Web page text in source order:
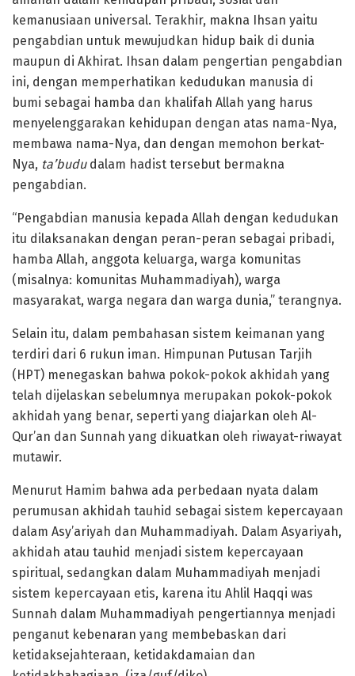
kemanusiaan universal. Terakhir, makna Ihsan yaitu
pengabdian untuk mewujudkan hidup baik di dunia
maupun di Akhirat. Ihsan dalam pengertian pengabdian
ini, dengan memperhatikan kedudukan manusia di
bumi sebagai hamba dan khalifah Allah yang harus
menyelenggarakan kehidupan dengan atas nama-Nya,
membawa nama-Nya, dan dengan memohon berkat-
Nya, ta’bududalam hadist tersebut bermakna
pengabdian.
“Pengabdian manusia kepada Allah dengan kedudukan
itu dilaksanakan dengan peran-peran sebagai pribadi,
hamba Allah, anggota keluarga, warga komunitas
(misalnya: komunitas Muhammadiyah), warga
masyarakat, warga negara dan warga dunia,” terangnya.
Selain itu, dalam pembahasan sistem keimanan yang
terdiri dari 6 rukun iman. Himpunan Putusan Tarjih
(HPT) menegaskan bahwa pokok-pokok akhidah yang
telah dijelaskan sebelumnya merupakan pokok-pokok
akhidah yang benar, seperti yang diajarkan oleh Al-
Qur’an dan Sunnah yang dikuatkan oleh riwayat-riwayat
mutawir.
Menurut Hamim bahwa ada perbedaan nyata dalam
perumusan akhidah tauhid sebagai sistem kepercayaan
dalam Asy’ariyah dan Muhammadiyah. Dalam Asyariyah,
akhidah atau tauhid menjadi sistem kepercayaan
spiritual, sedangkan dalam Muhammadiyah menjadi
sistem kepercayaan etis, karena itu Ahlil Haqqi was
Sunnah dalam Muhammadiyah pengertiannya menjadi
penganut kebenaran yang membebaskan dari
ketidaksejahteraan, ketidakdamaian dan